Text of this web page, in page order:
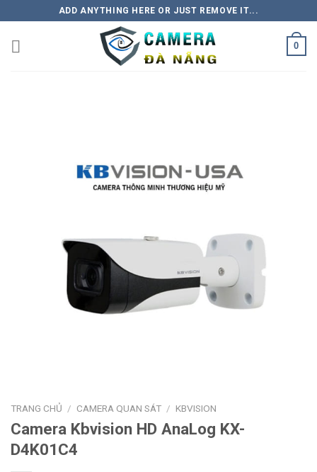
to
content
ADD ANYTHING HERE OR JUST REMOVE IT...
0
TRANG CHỦ / CAMERA QUAN SÁT / KBVISION
Camera Kbvision HD AnaLog KX-
D4K01C4